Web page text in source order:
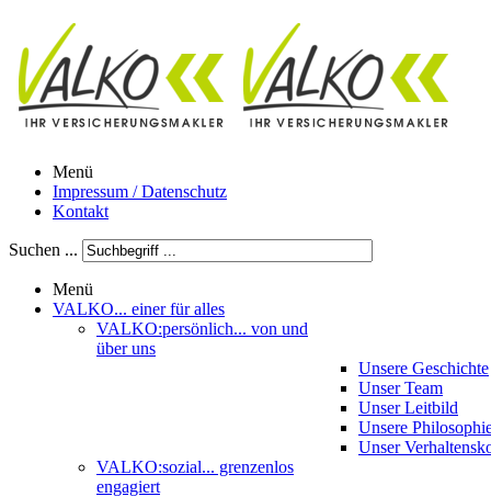
Menü
Impressum / Datenschutz
Kontakt
Suchen ...
Menü
VALKO... einer für alles
VALKO:persönlich... von und
über uns
Unsere Geschichte
Unser Team
Unser Leitbild
Unsere
Unser
VALKO:sozial... grenzenlos
engagiert